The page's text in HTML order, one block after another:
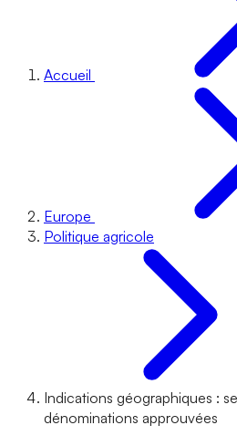
Accueil
Europe
Politique agricole
Indications géographiques :
dénominations approuvées